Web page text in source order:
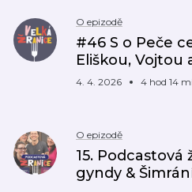
O epizodě
#46 S o Peče
Eliškou, Vojtou
4. 4. 2026 4 hod 14
O epizodě
15. Podcastová
gyndy &